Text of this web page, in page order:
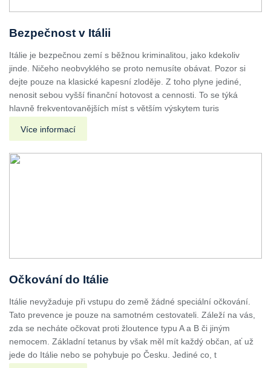
Bezpečnost v Itálii
Itálie je bezpečnou zemí s běžnou kriminalitou, jako kdekoliv
jinde. Ničeho neobvyklého se proto nemusíte obávat. Pozor si
dejte pouze na klasické kapesní zloděje. Z toho plyne jediné,
nenosit sebou vyšší finanční hotovost a cennosti. To se týká
hlavně frekventovanějších míst s větším výskytem turis
Více informací
Očkování do Itálie
Itálie nevyžaduje při vstupu do země žádné speciální očkování.
Tato prevence je pouze na samotném cestovateli. Záleží na vás,
zda se necháte očkovat proti žloutence typu A a B či jiným
nemocem. Základní tetanus by však měl mít každý občan, ať už
jede do Itálie nebo se pohybuje po Česku. Jediné co, t